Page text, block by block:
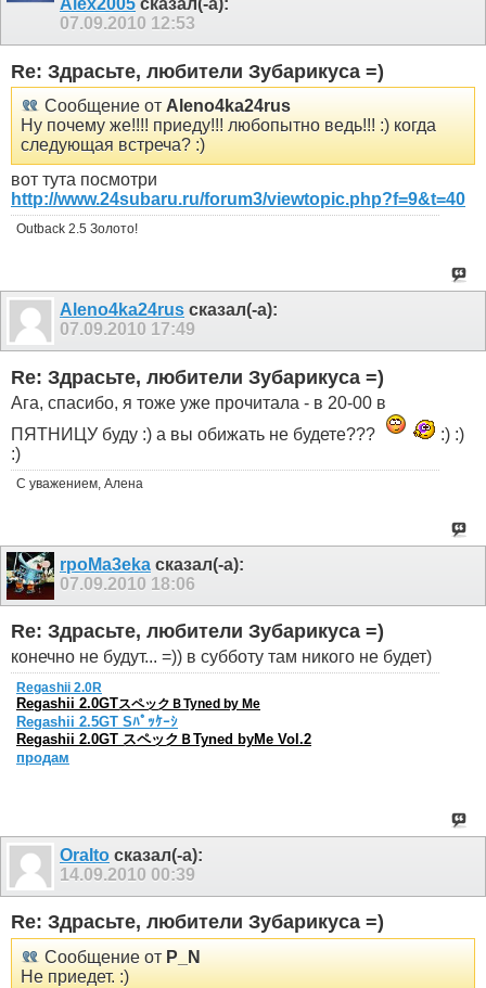
Alex2005 сказал(-а):
07.09.2010 12:53
Re: Здрасьте, любители Зубарикуса =)
Сообщение от Aleno4ka24rus
Ну почему же!!!! приеду!!! любопытно ведь!!! :) когда
следующая встреча? :)
вот тута посмотри
http://www.24subaru.ru/forum3/viewtopic.php?f=9&t=40
Outback 2.5 Золото!
Aleno4ka24rus сказал(-а):
07.09.2010 17:49
Re: Здрасьте, любители Зубарикуса =)
Ага, спасибо, я тоже уже прочитала - в 20-00 в
ПЯТНИЦУ буду :) а вы обижать не будете???
:) :)
:)
С уважением, Алена
rpoMa3eka сказал(-а):
07.09.2010 18:06
Re: Здрасьте, любители Зубарикуса =)
конечно не будут... =)) в субботу там никого не будет)
Regashii 2.0R
Regashii 2.0GTスペックＢTyned by Me
Regashii 2.5GT Sﾊﾟｯｹｰｼ
Regashii 2.0GT スペックＢTyned byMe Vol.2
продам
OraIto сказал(-а):
14.09.2010 00:39
Re: Здрасьте, любители Зубарикуса =)
Сообщение от P_N
Не приедет. :)